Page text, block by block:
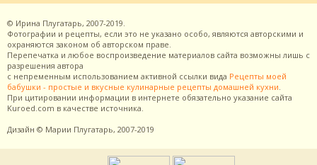
© Ирина Плугатарь, 2007-2019.
Фотографии и рецепты, если это не указано особо, являются авторскими и
охраняются законом об авторском праве.
Перепечатка и любое воспроизведение материалов сайта возможны лишь с
разрешения автора
с непременным использованием активной ссылки вида Рецепты моей
бабушки - простые и вкусные кулинарные рецепты домашней кухни.
При цитировании информации в интернете обязательно указание сайта
Kuroed.com в качестве источника.
Дизайн © Марии Плугатарь, 2007-2019